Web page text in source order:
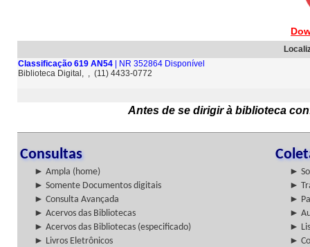
Classificação 619 AN54 | NR 352864 Disponível
Biblioteca Digital, , (11) 4433-0772
Antes de se dirigir à biblioteca
Consultas
► Ampla (home)
►
► Somente Documentos digitais
►
► Consulta Avançada
►
► Acervos das Bibliotecas
►
► Acervos das Bibliotecas (especificado)
►
► Livros Eletrônicos
►